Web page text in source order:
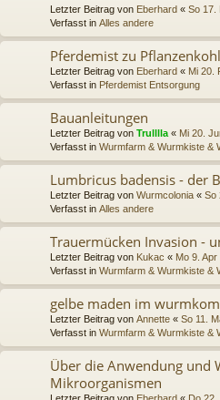
Letzter Beitrag von Eberhard « So 17.
Verfasst in Alles andere
Pferdemist zu
Letzter Beitrag von Eberhard « Mi 20.
Verfasst in Pferdemist Entsorgung
Bauanleitungen
Letzter Beitrag von Trulllla « Mi 20.
Verfasst in Wurmfarm & Wurmkiste &
Lumbricus badensis - der
Letzter Beitrag von Wurmcolonia « So
Verfasst in Alles andere
Trauermücken Invasion -
Letzter Beitrag von Kukac « Mo 9.
Verfasst in Wurmfarm & Wurmkiste &
gelbe maden im
Letzter Beitrag von Annette « So 11.
Verfasst in Wurmfarm & Wurmkiste &
Über die Anwendung und
Mikroorganismen